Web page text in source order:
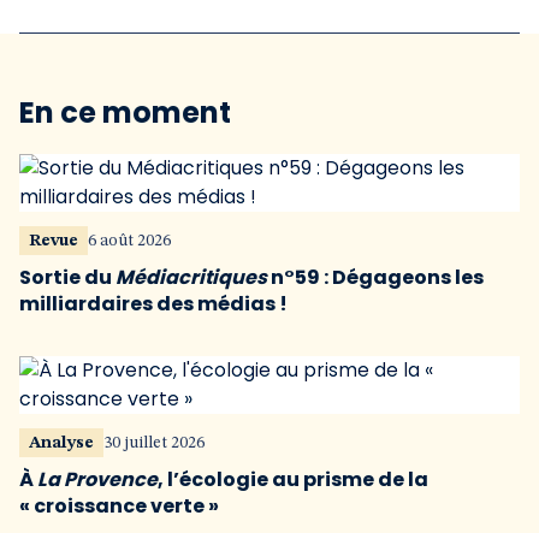
En ce moment
Revue 6 août 2026
Sortie du Médiacritiquesn°59 : Dégageons les
milliardaires des médias !
Analyse 30 juillet 2026
ÀLa Provence, l’écologie au prisme de la
« croissance verte »